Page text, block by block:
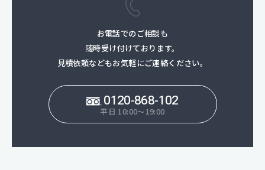
お電話でのご相談も
随時受け付けております。
見積依頼などもお気軽にご連絡ください。
0120-868-102
平日 10:00～19:00